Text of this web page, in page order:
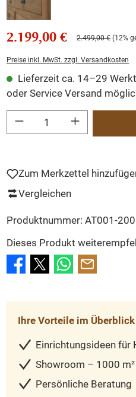
2.199,00 € 2.499,00 € (12%
Preise inkl. MwSt. zzgl. Versandkosten
Lieferzeit ca. 14–29
oder Service Versand
Produkt Anzahl: Gib den gewünschten
Zum Merkzettel
Vergleichen
Produktnummer: AT001-200
Dieses Produkt
Ihre Vorteile im Überblick
Einrichtungsideen für
Showroom – 1000
Persönliche Beratung